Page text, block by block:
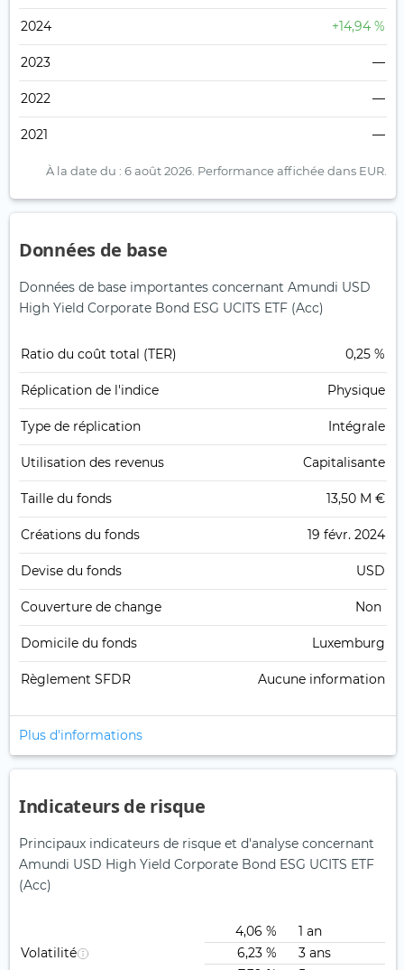
2024 +14,94 %
2023 —
2022 —
2021 —
À la date du : 6 août 2026. Performance affichée dans EUR.
Données de base
Données de base importantes concernant Amundi USD
High Yield Corporate Bond ESG UCITS ETF (Acc)
Ratio du coût total (TER) 0,25 %
Réplication de l'indice Physique
Type de réplication Intégrale
Utilisation des revenus Capitalisante
Taille du fonds 13,50 M €
Créations du fonds 19 févr. 2024
Devise du fonds USD
Couverture de change Non
Domicile du fonds Luxemburg
Règlement SFDR Aucune information
Plus d'informations
Indicateurs de risque
Principaux indicateurs de risque et d'analyse concernant
Amundi USD High Yield Corporate Bond ESG UCITS ETF
(Acc)
Volatilité
4,06 %
1 an
6,23 %
3 ans